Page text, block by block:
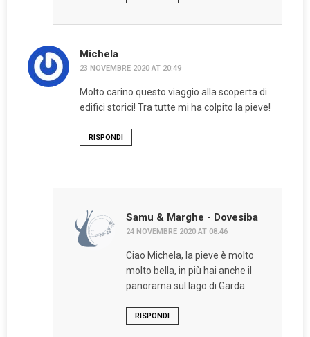
Michela
23 NOVEMBRE 2020 AT 20:49
Molto carino questo viaggio alla scoperta di
edifici storici! Tra tutte mi ha colpito la pieve!
RISPONDI
Samu & Marghe - Dovesiba
24 NOVEMBRE 2020 AT 08:46
Ciao Michela, la pieve è molto
molto bella, in più hai anche il
panorama sul lago di Garda.
RISPONDI